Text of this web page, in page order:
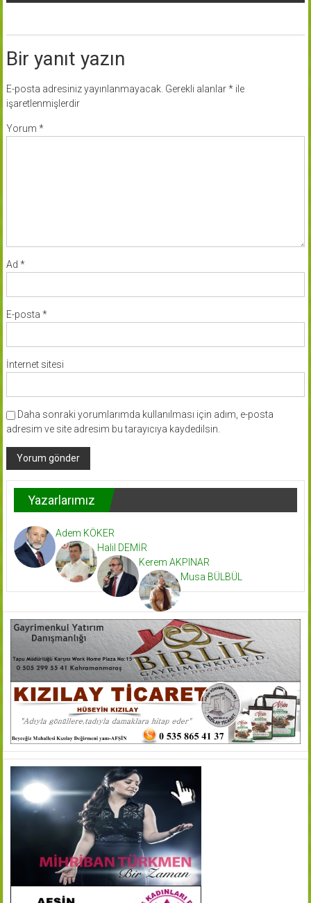
Bir yanıt yazın
E-posta adresiniz yayınlanmayacak. Gerekli alanlar*ile
işaretlenmişlerdir
Yorum *
Ad *
E-posta *
İnternet sitesi
Daha sonraki yorumlarımda kullanılması için adım, e-posta
adresim ve site adresim bu tarayıcıya kaydedilsin.
Yazarlarımız
Adem KÖKER
Halil DEMİR
Kerem AKPINAR
Musa BÜLBÜL